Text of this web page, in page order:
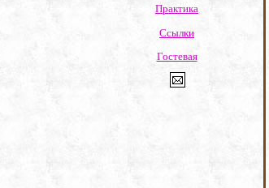
Практика
Ссылки
Гостевая